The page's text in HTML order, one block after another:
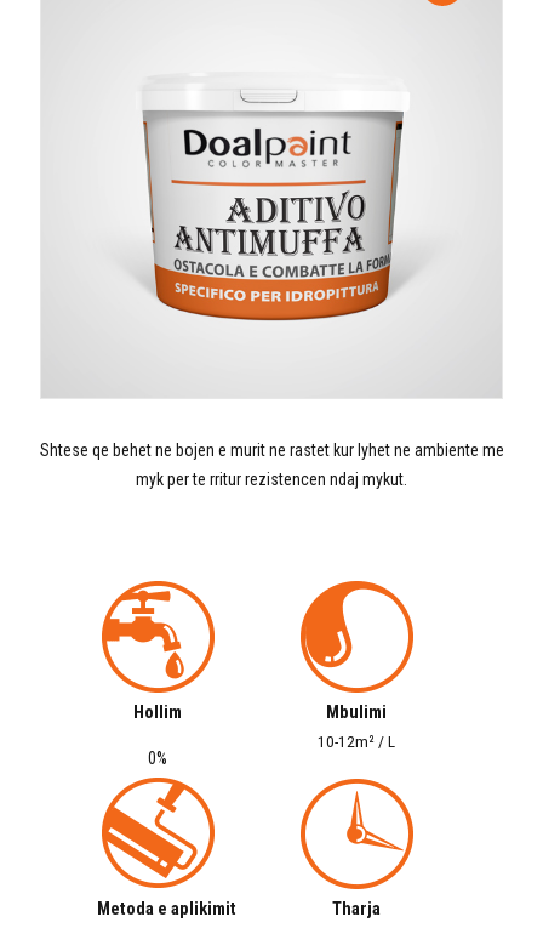
Shtese qe behet ne bojen e murit ne rastet kur lyhet ne ambiente me
myk per te rritur rezistencen ndaj mykut.
Hollim
0%
Mbulimi
10-12m² / L
Metoda e aplikimit Tharja